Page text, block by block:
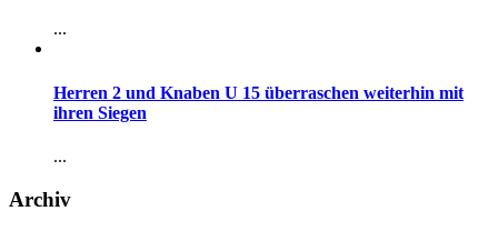
...
Herren 2 und Knaben U 15 überraschen weiterhin mit
ihren Siegen
...
Archiv